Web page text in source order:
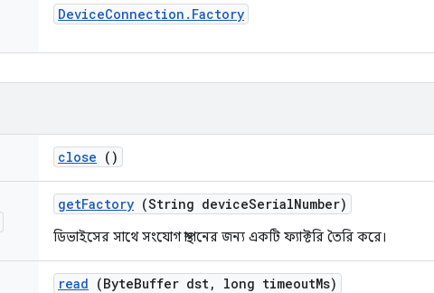
DeviceConnection . Factory
close ()
getFactory (String deviceSerialNumber)
ডিভাইসের সাথে সংযোগ স্থাপনের জন্য একটি ফ্যাক্টরি তৈরি করে।
read (ByteBuffer dst, long timeoutMs)